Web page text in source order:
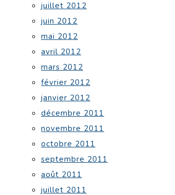
juillet 2012
juin 2012
mai 2012
avril 2012
mars 2012
février 2012
janvier 2012
décembre 2011
novembre 2011
octobre 2011
septembre 2011
août 2011
juillet 2011